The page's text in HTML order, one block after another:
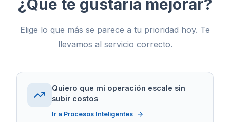
¿Qué te gustaría mejorar?
Elige lo que más se parece a tu prioridad hoy. Te
llevamos al servicio correcto.
Quiero que mi operación escale sin
subir costos
Ir a Procesos Inteligentes